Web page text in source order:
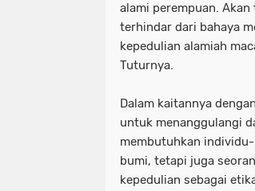
alami perempuan.
terhindar dari bahaya
kepedulian alamiah
Tuturnya.
Dalam kaitannya
untuk menanggulangi
membutuhkan
bumi, tetapi juga
kepedulian sebagai